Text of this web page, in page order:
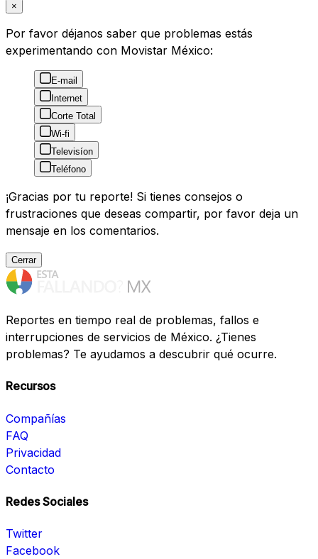
×
Por favor déjanos saber que problemas estás
experimentando con Movistar México:
E-mail
Internet
Corte Total
Wi-fi
Televisíon
Teléfono
¡Gracias por tu reporte! Si tienes consejos o
frustraciones que deseas compartir, por favor deja un
mensaje en los comentarios.
Cerrar
Reportes en tiempo real de problemas, fallos e
interrupciones de servicios de México. ¿Tienes
problemas? Te ayudamos a descubrir qué ocurre.
Recursos
Compañías
FAQ
Privacidad
Contacto
Redes Sociales
Twitter
Facebook